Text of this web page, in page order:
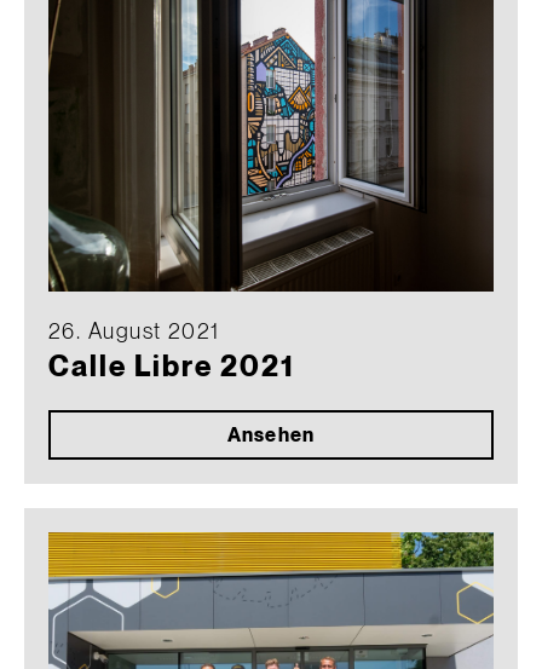
26. August 2021
Calle Libre 2021
Ansehen